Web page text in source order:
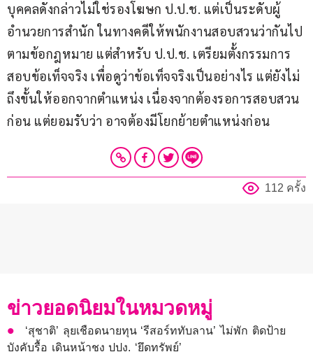
บุคคลดังกล่าวไม่ใช่รองโฆษก ป.ป.ช. แต่เป็นระดับผู้
อำนวยการสำนัก ในทางคดีให้พนักงานสอบสวนว่ากันไป
ตามข้อกฎหมาย แต่สำหรับ ป.ป.ช. เตรียมตั้งกรรมการ
สอบข้อเท็จจริง เพื่อดูว่าข้อเท็จจริงเป็นอย่างไร แต่ยังไม่
ถึงขั้นให้ออกจากตำแหน่ง เนื่องจากต้องรอการสอบสวน
ก่อน แต่ยอมรับว่า อาจต้องมีโยกย้ายตำแหน่งก่อน
112 ครั้ง
ข่าวยอดนิยมในหมวดหมู่
‘สุชาติ’ ลุยเชือดนายทุน ‘รีสอร์ททับลาน’ ไม่พัก ติดป้าย
บังคับรื้อ เดินหน้าชง ปปง. ‘ยึดทรัพย์’